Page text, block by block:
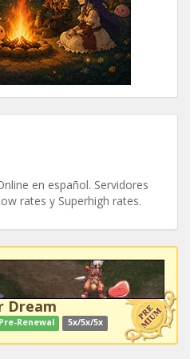
en español. Servidores
rates y Superhigh rates.
Dream
Pre-Renewal 5x/5x/5x